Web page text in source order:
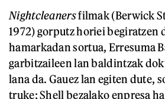
Nightcleanersfilmak (Berwick
1972) gorputz horiei begiratzen
hamarkadan sortua, Erresuma
garbitzaileen lan baldintzak
lana da. Gauez lan egiten dute,
truke; Shell bezalako enpresa